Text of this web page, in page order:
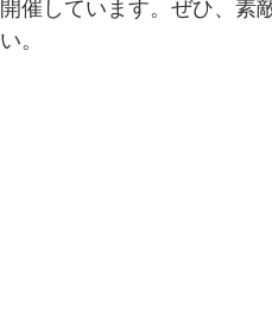
開催しています。ぜひ、素
い。